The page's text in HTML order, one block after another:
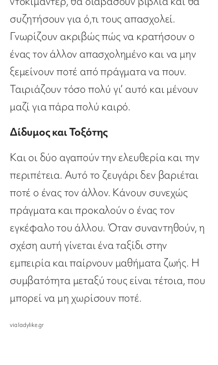
συζητήσουν για ό,τι τους απασχολεί.
Γνωρίζουν ακριβώς πώς να κρατήσουν ο
ένας τον άλλον απασχολημένο και να μην
ξεμείνουν ποτέ από πράγματα να πουν.
Ταιριάζουν τόσο πολύ γι’ αυτό και μένουν
μαζί για πάρα πολύ καιρό.
Δίδυμος και Τοξότης
Και οι δύο αγαπούν την ελευθερία και την
περιπέτεια. Αυτό το ζευγάρι δεν βαριέται
ποτέ ο ένας τον άλλον. Κάνουν συνεχώς
πράγματα και προκαλούν ο ένας τον
εγκέφαλο του άλλου. Όταν συναντηθούν, η
σχέση αυτή γίνεται ένα ταξίδι στην
εμπειρία και παίρνουν μαθήματα ζωής. Η
συμβατότητα μεταξύ τους είναι τέτοια, που
μπορεί να μη χωρίσουν ποτέ.
via ladylike.gr